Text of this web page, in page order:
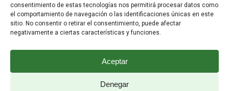
consentimiento de estas tecnologías nos permitirá procesar datos como
el comportamiento de navegación o las identificaciones únicas en este
sitio. No consentir o retirar el consentimiento, puede afectar
negativamente a ciertas características y funciones.
Aceptar
Denegar
ATENCIÓN AL CLIENTE